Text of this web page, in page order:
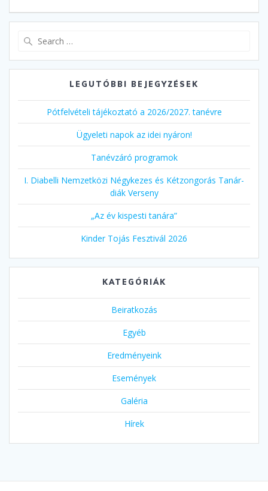
LEGUTÓBBI BEJEGYZÉSEK
Pótfelvételi tájékoztató a 2026/2027. tanévre
Ügyeleti napok az idei nyáron!
Tanévzáró programok
I. Diabelli Nemzetközi Négykezes és Kétzongorás Tanár-
diák Verseny
„Az év kispesti tanára”
Kinder Tojás Fesztivál 2026
KATEGÓRIÁK
Beiratkozás
Egyéb
Eredményeink
Események
Galéria
Hírek